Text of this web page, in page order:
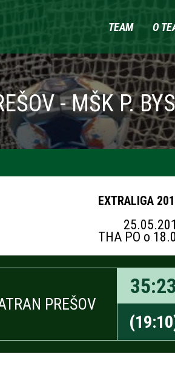
TEAM O
- MŠK P.
EXTRALIGA
THA PO o
PREŠOV
35:23
(19:10